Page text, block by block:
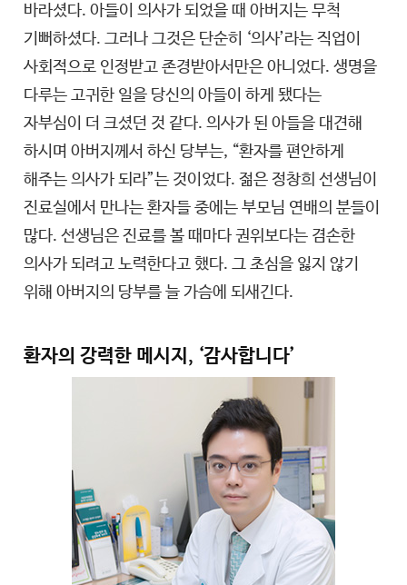
바라셨다. 아들이 의사가 되었을 때 아버지는 무척
기뻐하셨다. 그러나 그것은 단순히 ‘의사’라는 직업이
사회적으로 인정받고 존경받아서만은 아니었다. 생명을
다루는 고귀한 일을 당신의 아들이 하게 됐다는
자부심이 더 크셨던 것 같다. 의사가 된 아들을 대견해
하시며 아버지께서 하신 당부는, “환자를 편안하게
해주는 의사가 되라”는 것이었다. 젊은 정창희 선생님이
진료실에서 만나는 환자들 중에는 부모님 연배의 분들이
많다. 선생님은 진료를 볼 때마다 권위보다는 겸손한
의사가 되려고 노력한다고 했다. 그 초심을 잃지 않기
위해 아버지의 당부를 늘 가슴에 되새긴다.
환자의 강력한 메시지, ‘감사합니다’